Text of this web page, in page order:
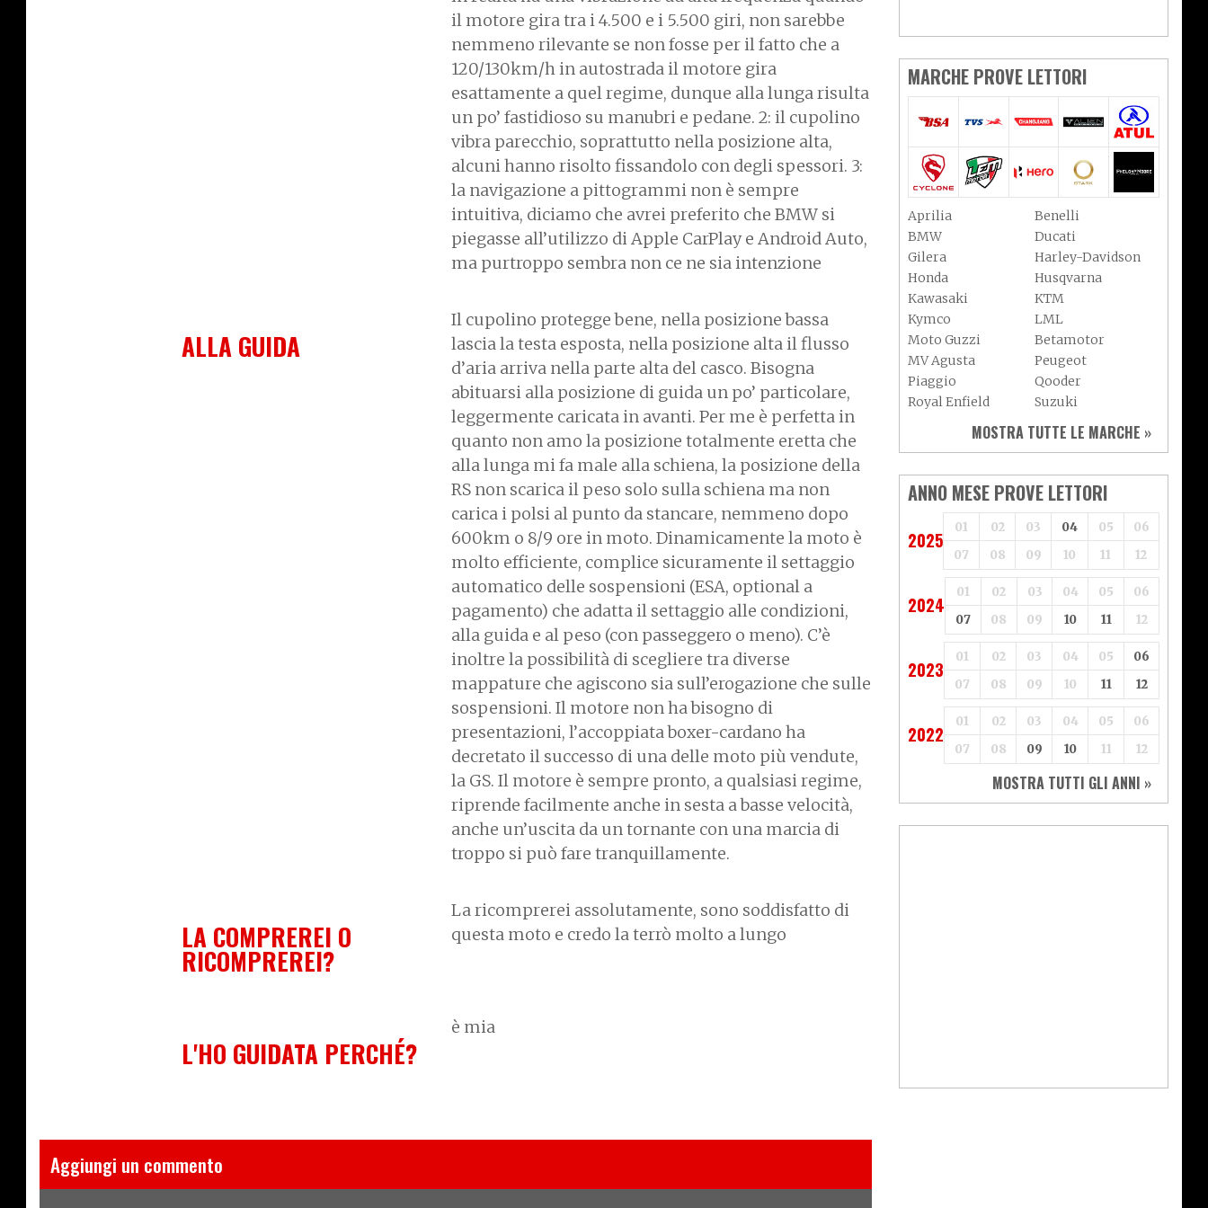
il motore gira tra i 4.500 e i 5.500 giri, non sarebbe
nemmeno rilevante se non fosse per il fatto che a
120/130km/h in autostrada il motore gira
esattamente a quel regime, dunque alla lunga risulta
un po’ fastidioso su manubri e pedane. 2: il cupolino
vibra parecchio, soprattutto nella posizione alta,
alcuni hanno risolto fissandolo con degli spessori. 3:
la navigazione a pittogrammi non è sempre
intuitiva, diciamo che avrei preferito che BMW si
piegasse all’utilizzo di Apple CarPlay e Android Auto,
ma purtroppo sembra non ce ne sia intenzione
ALLA GUIDA
Il cupolino protegge bene, nella posizione bassa
lascia la testa esposta, nella posizione alta il flusso
d’aria arriva nella parte alta del casco. Bisogna
abituarsi alla posizione di guida un po’ particolare,
leggermente caricata in avanti. Per me è perfetta in
quanto non amo la posizione totalmente eretta che
alla lunga mi fa male alla schiena, la posizione della
RS non scarica il peso solo sulla schiena ma non
carica i polsi al punto da stancare, nemmeno dopo
600km o 8/9 ore in moto. Dinamicamente la moto è
molto efficiente, complice sicuramente il settaggio
automatico delle sospensioni (ESA, optional a
pagamento) che adatta il settaggio alle condizioni,
alla guida e al peso (con passeggero o meno). C’è
inoltre la possibilità di scegliere tra diverse
mappature che agiscono sia sull’erogazione che sulle
sospensioni. Il motore non ha bisogno di
presentazioni, l’accoppiata boxer-cardano ha
decretato il successo di una delle moto più vendute,
la GS. Il motore è sempre pronto, a qualsiasi regime,
riprende facilmente anche in sesta a basse velocità,
anche un’uscita da un tornante con una marcia di
troppo si può fare tranquillamente.
LA COMPREREI O
RICOMPREREI?
La ricomprerei assolutamente, sono soddisfatto di
questa moto e credo la terrò molto a lungo
L'HO GUIDATA PERCHÉ?
è mia
Aggiungi un commento
MARCHE PROVE LETTORI
Aprilia
Benelli
BMW
Ducati
Gilera
Harley-Davidson
Honda
Husqvarna
Kawasaki
KTM
Kymco
LML
Moto Guzzi
Betamotor
MV Agusta
Peugeot
Piaggio
Qooder
Royal Enfield
Suzuki
Triumph
Yamaha
Aeon
Aspes
Axy
Baotian
MOSTRA TUTTE LE MARCHE »
ANNO MESE PROVE LETTORI
2025
01 02 03 04 05
06
07
08 09 10 11 12
2024
01 02 03 04 05
06
07
08 09 10 11 12
2023
01 02 03 04 05
06
07
08 09 10 11 12
2022
01 02 03 04 05
06
07
08 09 10 11 12
MOSTRA TUTTI GLI ANNI »